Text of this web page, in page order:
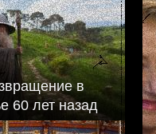
в
60 лет назад